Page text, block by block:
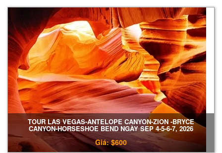
TOUR LAS VEGAS-ANTELOPE CANYON-ZION -BRYCE
CANYON-HORSESHOE BEND NGÀY SEP 4-5-6-7, 2026
Giá: $600